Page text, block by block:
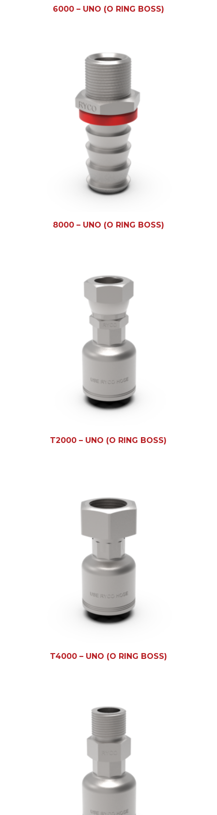
6000 – UNO (O RING BOSS)
8000 – UNO (O RING BOSS)
T2000 – UNO (O RING BOSS)
T4000 – UNO (O RING BOSS)